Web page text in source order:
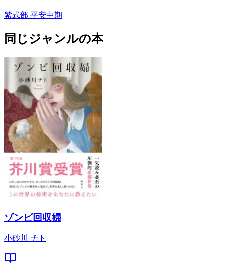
紫式部 平安中期
同じジャンルの本
ゾンビ回収婦
小砂川 チト